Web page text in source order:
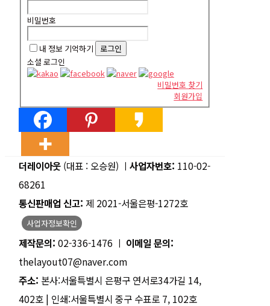
비밀번호
내 정보 기억하기
소셜 로그인
비밀번호 찾기
회원가입
더레이아웃 (대표 : 오승원) ㅣ 사업자번호: 110-02-
68261
통신판매업 신고: 제 2021-서울은평-1272호
사업자정보확인
제작문의: 02-336-1476 ㅣ 이메일 문의:
thelayout07@naver.com
주소: 본사:서울특별시 은평구 연서로34가길 14,
402호 | 인쇄:서울특별시 중구 수표로 7, 102호